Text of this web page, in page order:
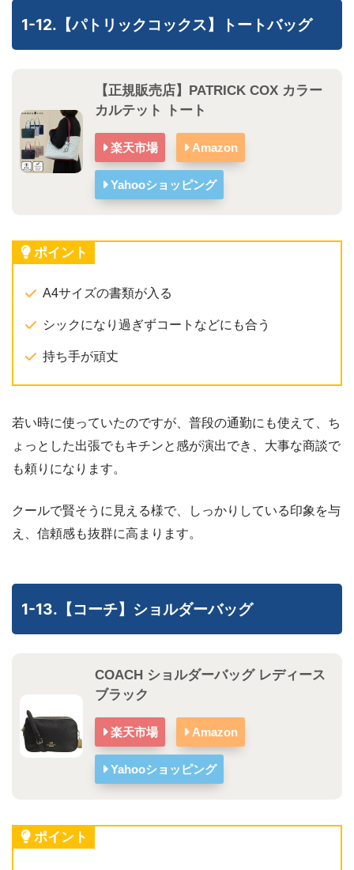
1-12.【パトリックコックス】トートバッグ
【正規販売店】PATRICK COX カラー
カルテット トート
楽天市場 Amazon
Yahooショッピング
ポイント
A4サイズの書類が入る
シックになり過ぎずコートなどにも合う
持ち手が頑丈
若い時に使っていたのですが、普段の通勤にも使えて、ち
ょっとした出張でもキチンと感が演出でき、大事な商談で
も頼りになります。
クールで賢そうに見える様で、しっかりしている印象を与
え、信頼感も抜群に高まります。
1-13.【コーチ】ショルダーバッグ
COACH ショルダーバッグ レディース
ブラック
楽天市場 Amazon
Yahooショッピング
ポイント